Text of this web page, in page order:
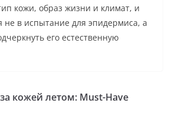
кожи, образ жизни и климат, и
не в испытание для эпидермиса, а
его естественную
кожей летом: Must-Have